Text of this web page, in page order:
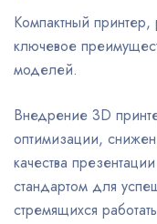
Компактный
ключевое
моделей.
Внедрение 3D
оптимизации,
качества
стандартом для
стремящихся